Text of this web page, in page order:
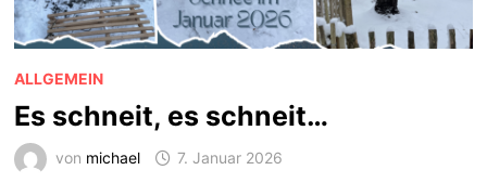
ALLGEMEIN
Es schneit, es schneit…
von michael 7. Januar 2026